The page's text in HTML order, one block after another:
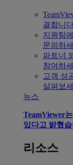
결합니
지원팀
문의하
파트너
참여하
고객 성
살펴보
뉴스
TeamViewer
있다고 밝혔
리소스